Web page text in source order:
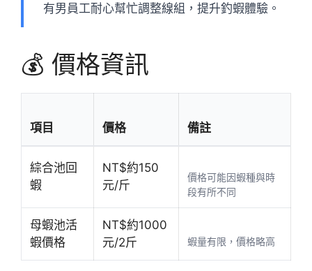
有男員工耐心幫忙調整線組，提升釣蝦體驗。
💰 價格資訊
項目 價格 備註
綜合池回
蝦
NT$約150
元/斤
價格可能因蝦種與時
段有所不同
母蝦池活
蝦價格
NT$約1000
元/2斤
蝦量有限，價格略高